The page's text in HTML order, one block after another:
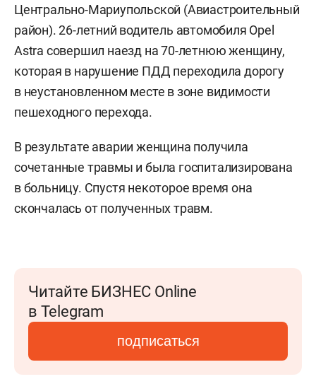
Центрально-Мариупольской (Авиастроительный
район). 26-летний водитель автомобиля Opel
Astra совершил наезд на 70-летнюю женщину,
которая в нарушение ПДД переходила дорогу
в неустановленном месте в зоне видимости
пешеходного перехода.
В результате аварии женщина получила
сочетанные травмы и была госпитализирована
в больницу. Спустя некоторое время она
скончалась от полученных травм.
Читайте БИЗНЕС Online
в Telegram
подписаться